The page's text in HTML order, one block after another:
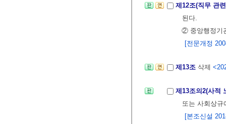
제12조(직무 관
된다.
② 중앙행정기
[전문개정
제13조 삭제
제13조의2(사적
또는 사회상
[본조신설